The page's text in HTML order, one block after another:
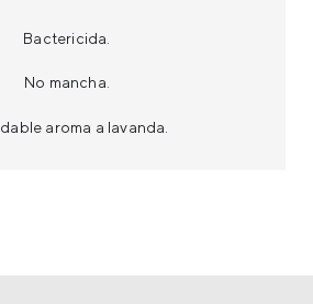
Bactericida.
No mancha.
aroma a lavanda.